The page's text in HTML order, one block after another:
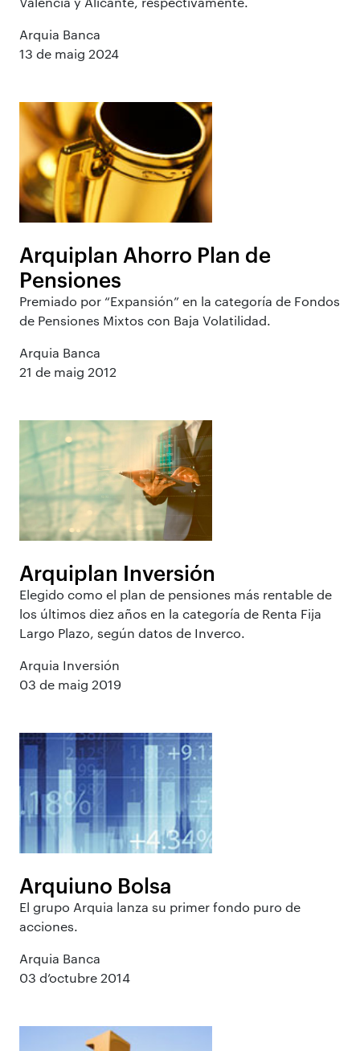
Arquia Banca
13 de maig 2024
Arquiplan Ahorro Plan de
Pensiones
Premiado por “Expansión” en la categoría de Fondos
de Pensiones Mixtos con Baja Volatilidad.
Arquia Banca
21 de maig 2012
Arquiplan Inversión
Elegido como el plan de pensiones más rentable de
los últimos diez años en la categoría de Renta Fija
Largo Plazo, según datos de Inverco.
Arquia Inversión
03 de maig 2019
Arquiuno Bolsa
El grupo Arquia lanza su primer fondo puro de
acciones.
Arquia Banca
03 d’octubre 2014